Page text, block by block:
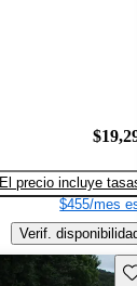
El precio incluye
$455/mes
Verif.